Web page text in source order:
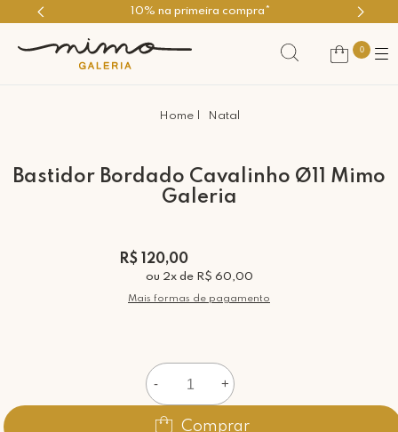
10% na primeira compra*
0
Natal
Bastidor Bordado Cavalinho Ø11 Mimo
Galeria
R$ 120,00
ou 2xde R$ 60,00
Mais formas de pagamento
- +
Comprar